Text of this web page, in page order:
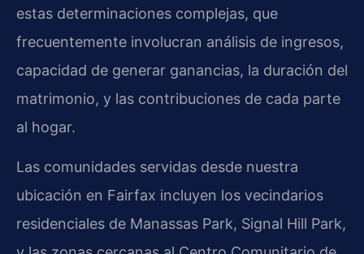
estas determinaciones complejas, que
frecuentemente involucran análisis de ingresos,
capacidad de generar ganancias, la duración del
matrimonio, y las contribuciones de cada parte
al hogar.
Las comunidades servidas desde nuestra
ubicación en Fairfax incluyen los vecindarios
residenciales de Manassas Park, Signal Hill Park,